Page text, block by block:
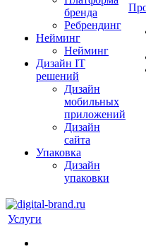
бренда
Ребрендинг
Нейминг
Нейминг
Дизайн IT
решений
Дизайн
мобильных
приложений
Дизайн
сайта
Упаковка
Дизайн
упаковки
Услуги